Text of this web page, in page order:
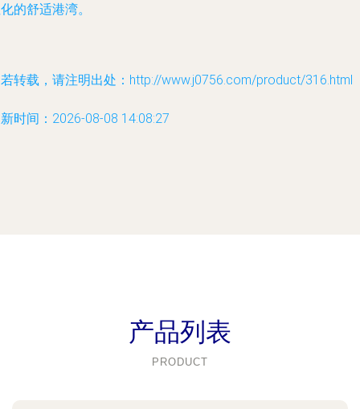
的舒适港湾。
转载，请注明出处：http://www.j0756.com/product/316.html
时间：2026-08-08 14:08:27
产品列表
PRODUCT